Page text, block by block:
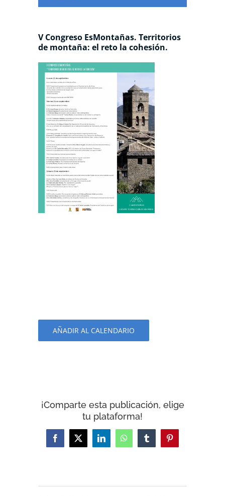
V Congreso EsMontañas. Territorios
de montaña: el reto la cohesión.
AÑADIR AL CALENDARIO
¡Comparte esta publicación, elige
tu plataforma!
Facebook
X LinkedInWhatsAppTumblrPinterest